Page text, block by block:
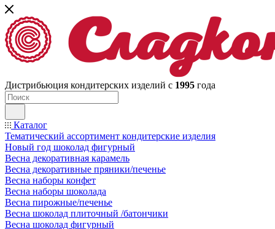
Дистрибьюция кондитерских изделий с 1995 года
Каталог
Тематический ассортимент кондитерские изделия
Новый год шоколад фигурный
Весна декоративная карамель
Весна декоративные пряники/печенье
Весна наборы конфет
Весна наборы шоколада
Весна пирожные/печенье
Весна шоколад плиточный /батончики
Весна шоколад фигурный